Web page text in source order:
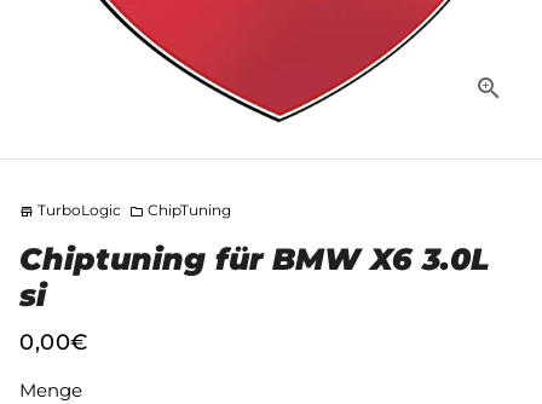
store TurboLogic folder ChipTuning
Chiptuning für BMW X6 3.0L
si
0,00€
Menge